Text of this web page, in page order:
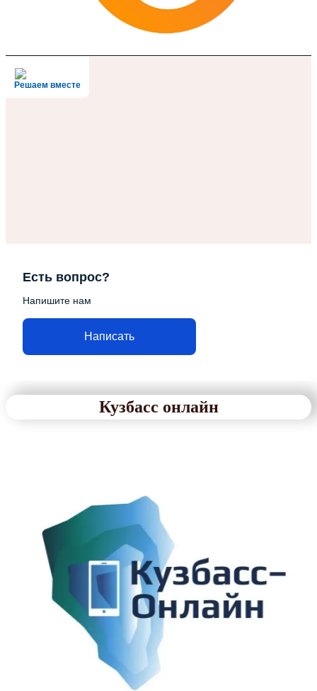
Решаем вместе
Есть вопрос?
Напишите нам
Написать
Кузбасс онлайн